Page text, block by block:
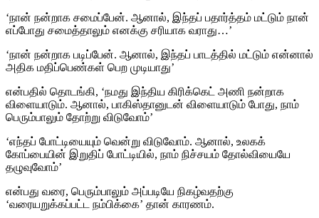
‘நான் நன்றாக சமைப்பேன். ஆனால், இந்தப் பதார்த்தம் மட்டும் நான்
எப்போது சமைத்தாலும் எனக்கு சரியாக வராது…’
‘நான் நன்றாக படிப்பேன். ஆனால், இந்தப் பாடத்தில் மட்டும் என்னால்
அதிக மதிப்பெண்கள் பெற முடியாது’
என்பதில் தொடங்கி, ‘நமது இந்திய கிரிக்கெட் அணி நன்றாக
விளையாடும். ஆனால், பாகிஸ்தானுடன் விளையாடும் போது, நாம்
பெரும்பாலும் தோற்று விடுவோம்’
‘எந்தப் போட்டியையும் வென்று விடுவோம். ஆனால், உலகக்
கோப்பையின் இறுதிப் போட்டியில், நாம் நிச்சயம் தோல்வியையே
தழுவுவோம்’
என்பது வரை, பெரும்பாலும் அப்படியே நிகழ்வதற்கு
‘வரையறுக்கப்பட்ட நம்பிக்கை’ தான் காரணம்.